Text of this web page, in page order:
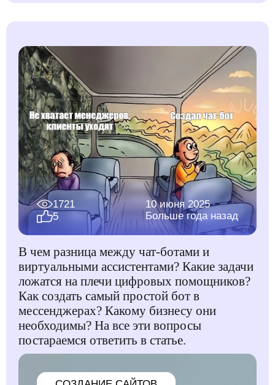
1721
5
10 июня 2025
Больше года назад
В чем разница между чат-ботами и
виртуальными ассистентами? Какие задачи
ложатся на плечи цифровых помощников?
Как создать самый простой бот в
мессенджерах? Какому бизнесу они
необходимы? На все эти вопросы
постараемся ответить в статье.